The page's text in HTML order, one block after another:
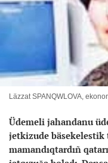
Läzzat SPANQWLOVA,
Üdemeli jahandanu
jetkizude bäsekelestik
mamandıqtardıñ